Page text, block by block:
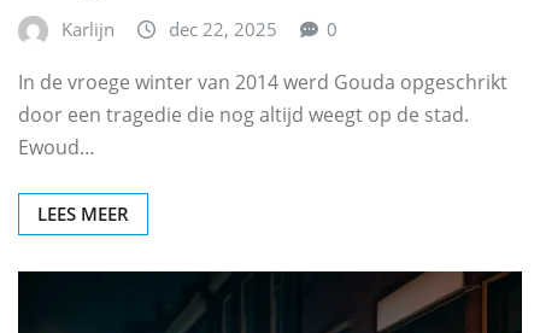
Karlijn dec 22, 2025 0
In de vroege winter van 2014 werd Gouda opgeschrikt
door een tragedie die nog altijd weegt op de stad.
Ewoud…
LEES MEER